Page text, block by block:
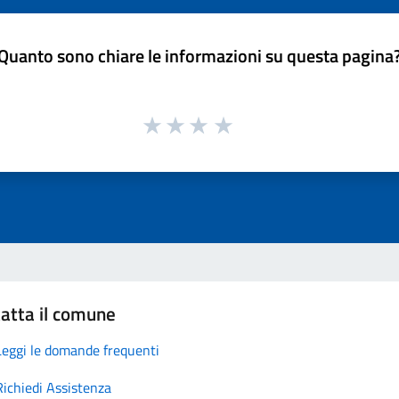
sono chiare le informazioni su questa
il comune
le domande frequenti
Assistenza